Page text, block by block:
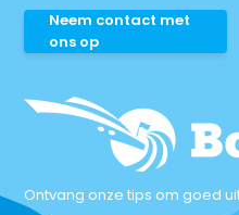
Neem contact met
ons op
Ontvang onze tips om goed